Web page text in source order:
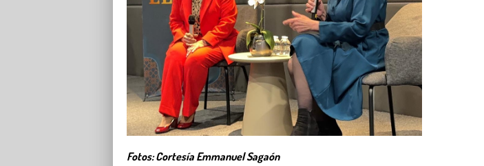
Fotos: Cortesía Emmanuel Sagaón